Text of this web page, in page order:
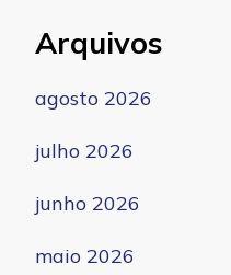
Arquivos
agosto 2026
julho 2026
junho 2026
maio 2026